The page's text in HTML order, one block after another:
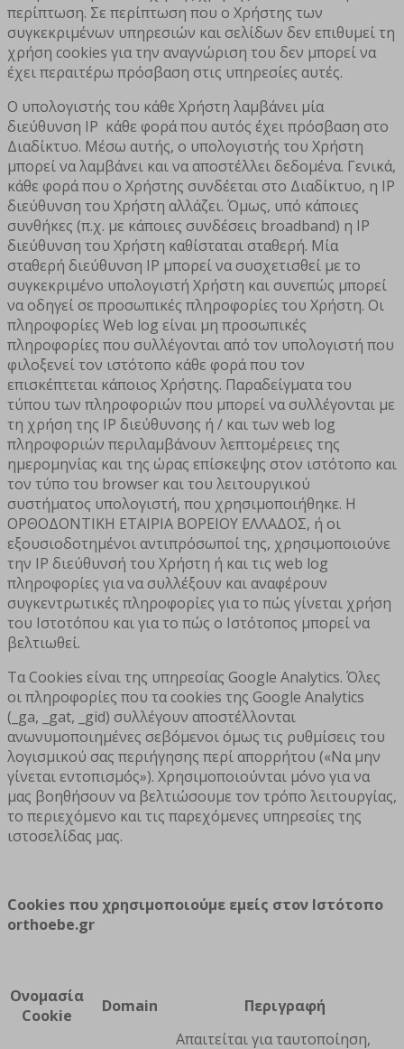
περίπτωση. Σε περίπτωση που ο Χρήστης των
συγκεκριμένων υπηρεσιών και σελίδων δεν επιθυμεί τη
χρήση cookies για την αναγνώριση του δεν μπορεί να
έχει περαιτέρω πρόσβαση στις υπηρεσίες αυτές.
Ο υπολογιστής του κάθε Χρήστη λαμβάνει μία
διεύθυνση IP κάθε φορά που αυτός έχει πρόσβαση στο
Διαδίκτυο. Μέσω αυτής, ο υπολογιστής του Χρήστη
μπορεί να λαμβάνει και να αποστέλλει δεδομένα. Γενικά,
κάθε φορά που ο Χρήστης συνδέεται στο Διαδίκτυο, η ΙΡ
διεύθυνση του Χρήστη αλλάζει. Όμως, υπό κάποιες
συνθήκες (π.χ. με κάποιες συνδέσεις broadband) η ΙΡ
διεύθυνση του Χρήστη καθίσταται σταθερή. Μία
σταθερή διεύθυνση ΙΡ μπορεί να συσχετισθεί με το
συγκεκριμένο υπολογιστή Χρήστη και συνεπώς μπορεί
να οδηγεί σε προσωπικές πληροφορίες του Χρήστη. Οι
πληροφορίες Web log είναι μη προσωπικές
πληροφορίες που συλλέγονται από τον υπολογιστή που
φιλοξενεί τον ιστότοπο κάθε φορά που τον
επισκέπτεται κάποιος Χρήστης. Παραδείγματα του
τύπου των πληροφοριών που μπορεί να συλλέγονται με
τη χρήση της ΙΡ διεύθυνσης ή / και των web log
πληροφοριών περιλαμβάνουν λεπτομέρειες της
ημερομηνίας και της ώρας επίσκεψης στον ιστότοπο και
τον τύπο του browser και του λειτουργικού
συστήματος υπολογιστή, που χρησιμοποιήθηκε. Η
ΟΡΘΟΔΟΝΤΙΚΗ ΕΤΑΙΡΙΑ ΒΟΡΕΙΟΥ ΕΛΛΑΔΟΣ, ή οι
εξουσιοδοτημένοι αντιπρόσωποί της, χρησιμοποιούνε
την ΙΡ διεύθυνσή του Χρήστη ή και τις web log
πληροφορίες για να συλλέξουν και αναφέρουν
συγκεντρωτικές πληροφορίες για το πώς γίνεται χρήση
του Ιστοτόπου και για το πώς ο Ιστότοπος μπορεί να
βελτιωθεί.
Τα Cookies είναι της υπηρεσίας Google Analytics. Όλες
οι πληροφορίες που τα cookies της Google Analytics
(_ga, _gat, _gid) συλλέγουν αποστέλλονται
ανωνυμοποιημένες σεβόμενοι όμως τις ρυθμίσεις του
λογισμικού σας περιήγησης περί απορρήτου («Να μην
γίνεται εντοπισμός»). Χρησιμοποιούνται μόνο για να
μας βοηθήσουν να βελτιώσουμε τον τρόπο λειτουργίας,
το περιεχόμενο και τις παρεχόμενες υπηρεσίες της
ιστοσελίδας μας.
Cookies που χρησιμοποιούμε εμείς στον Iστότοπο
orthoebe.gr
Ονομασία
Cookie
Domain Περιγραφή
Απαιτείται για ταυτοποίηση,